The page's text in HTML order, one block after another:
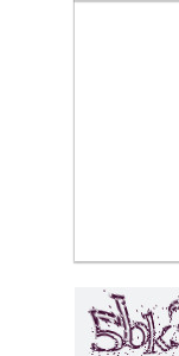
Bold Italic